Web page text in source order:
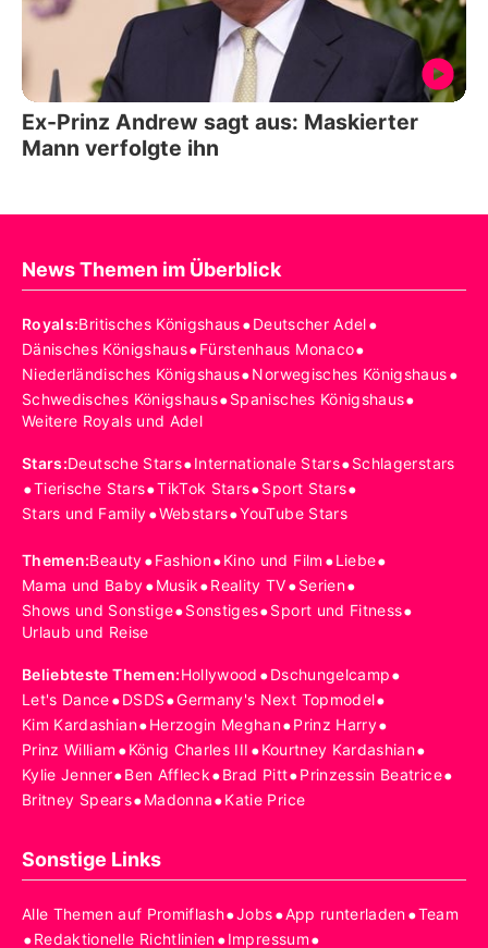
Ex-Prinz Andrew sagt aus: Maskierter
Mann verfolgte ihn
News Themen im Überblick
Royals:Britisches Königshaus•Deutscher Adel•
Dänisches Königshaus•Fürstenhaus Monaco•
Niederländisches Königshaus•Norwegisches Königshaus•
Schwedisches Königshaus•Spanisches Königshaus•
Weitere Royals und Adel
Stars:Deutsche Stars•Internationale Stars•Schlagerstars
•Tierische Stars•TikTok Stars•Sport Stars•
Stars und Family•Webstars•YouTube Stars
Themen:Beauty•Fashion•Kino und Film •Liebe•
Mama und Baby•Musik•Reality TV•Serien•
Shows und Sonstige•Sonstiges•Sport und Fitness•
Urlaub und Reise
Beliebteste Themen:Hollywood •Dschungelcamp•
Let's Dance•DSDS•Germany's Next Topmodel•
Kim Kardashian•Herzogin Meghan•Prinz Harry•
Prinz William •König Charles III •Kourtney Kardashian•
Kylie Jenner•Ben Affleck•Brad Pitt•Prinzessin Beatrice•
Britney Spears•Madonna•Katie Price
Sonstige Links
Alle Themen auf Promiflash•Jobs•App runterladen•Team
•Redaktionelle Richtlinien•Impressum•